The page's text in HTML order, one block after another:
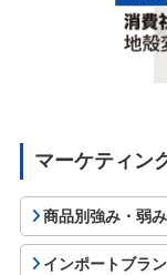
マーケティン
商品別強み・弱
インポートブラ